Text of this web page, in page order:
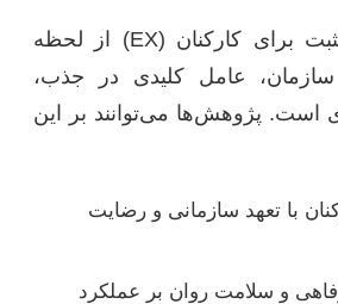
ایجاد یک تجربه مثبت برای کارکنان (EX) از لحظه
عامل کلیدی در جذب،
است. پژوهش‌ها می‌توانند بر این
با تعهد سازمانی و رضایت
رفاهی و سلامت روان بر عملکرد